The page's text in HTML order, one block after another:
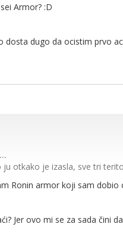
ni act1 očistio
Armor? :D
dosta dugo da ocistim prvo
ju otkako je izasla, sve tri
Ronin armor koji sam dobio
Jer ovo mi se za sada čini